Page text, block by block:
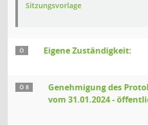
Sitzungsvorlage
Ö Eigene Zuständigkeit:
Ö 8
Genehmigung des
vom 31.01.2024 -